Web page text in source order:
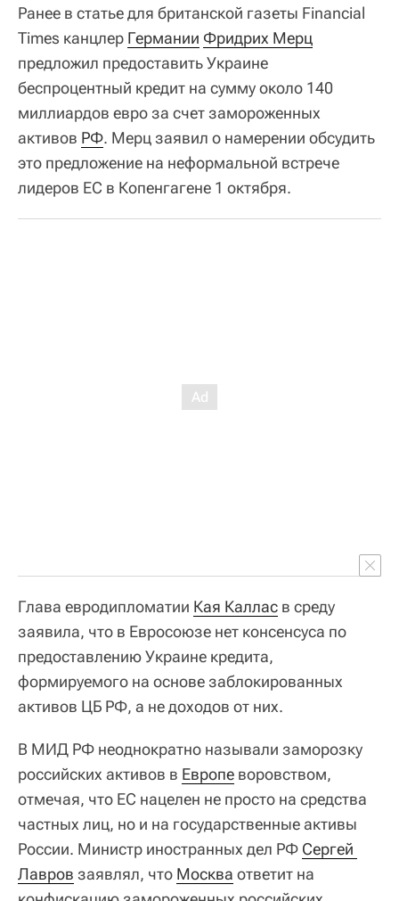
Ранее в статье для британской газеты Financial
Times канцлер Германии Фридрих Мерц
предложил предоставить Украине
беспроцентный кредит на сумму около 140
миллиардов евро за счет замороженных
активов РФ. Мерц заявил о намерении обсудить
это предложение на неформальной встрече
лидеров ЕС в Копенгагене 1 октября.
Глава евродипломатии Кая Каллас в среду
заявила, что в Евросоюзе нет консенсуса по
предоставлению Украине кредита,
формируемого на основе заблокированных
активов ЦБ РФ, а не доходов от них.
В МИД РФ неоднократно называли заморозку
российских активов в Европе воровством,
отмечая, что ЕС нацелен не просто на средства
частных лиц, но и на государственные активы
России. Министр иностранных дел РФ Сергей
Лавров заявлял, что Москва ответит на